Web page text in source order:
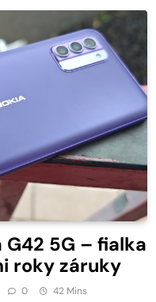
G42 5G – fialka
roky záruky
0 42 Mins